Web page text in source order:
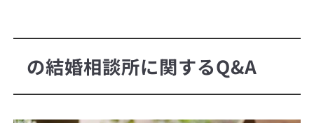
の結婚相談所に関するQ&A